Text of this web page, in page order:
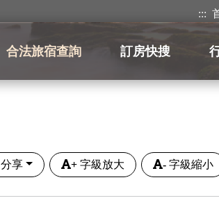
:::
合法旅宿查詢 訂房快搜
分享 + 字級放大 - 字級縮小